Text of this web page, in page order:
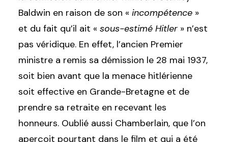
Baldwin en raison de son « incompétence »
et du fait qu’il ait « sous-estimé Hitler » n’est
pas véridique. En effet, l’ancien Premier
ministre a remis sa démission le 28 mai 1937,
soit bien avant que la menace hitlérienne
soit effective en Grande-Bretagne et de
prendre sa retraite en recevant les
honneurs. Oublié aussi Chamberlain, que l’on
aperçoit pourtant dans le film et qui a été